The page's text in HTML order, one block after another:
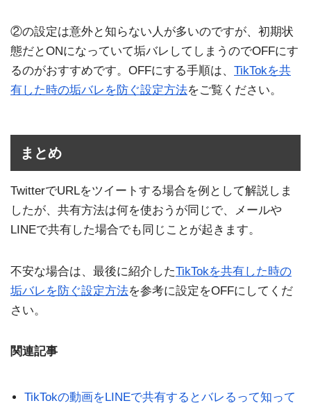
②の設定は意外と知らない人が多いのですが、初期状
態だとONになっていて垢バレしてしまうのでOFFにす
るのがおすすめです。OFFにする手順は、 TikTokを共
有した時の垢バレを防ぐ設定方法をご覧ください。
まとめ
TwitterでURLをツイートする場合を例として解説しま
したが、共有方法は何を使おうが同じで、メールや
LINEで共有した場合でも同じことが起きます。
不安な場合は、最後に紹介したTikTokを共有した時の
垢バレを防ぐ設定方法を参考に設定をOFFにしてくだ
さい。
関連記事
TikTokの動画をLINEで共有するとバレるって知って